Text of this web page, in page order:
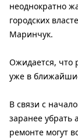
неоднократно
городских
Маринчук.
Ожидается, что
уже в
В связи с
заранее убрать
ремонте могут